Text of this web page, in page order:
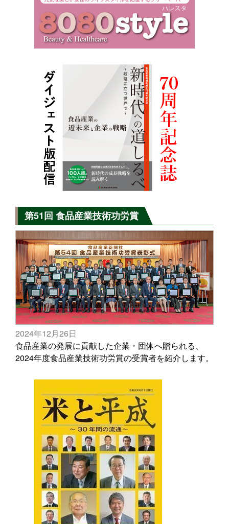
第51回 食品産業技術功労賞
2024年12月26日
食品産業の発展に貢献した企業・団体へ贈られる、
2024年度食品産業技術功労賞の受賞者を紹介します。